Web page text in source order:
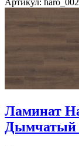
Артикул:
Ламинат
Дымчатый